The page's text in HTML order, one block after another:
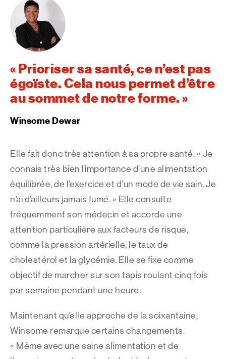
« Prioriser sa santé, ce n’est pas
égoïste. Cela nous permet d’être
au sommet de notre forme. »
Winsome Dewar
Elle fait donc très attention à sa propre santé. « Je
connais très bien l’importance d’une alimentation
équilibrée, de l’exercice et d’un mode de vie sain. Je
n’ai d’ailleurs jamais fumé. » Elle consulte
fréquemment son médecin et accorde une
attention particulière aux facteurs de risque,
comme la pression artérielle, le taux de
cholestérol et la glycémie. Elle se fixe comme
objectif de marcher sur son tapis roulant cinq fois
par semaine pendant une heure.
Maintenant qu’elle approche de la soixantaine,
Winsome remarque certains changements.
« Même avec une saine alimentation et de